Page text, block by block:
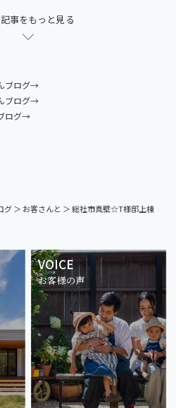
事をもっと見る
ブログ→
ブログ→
ログ→
グ＞ お客さんと ＞総社市真壁☆T様邸上棟
VOICE
お客様の声